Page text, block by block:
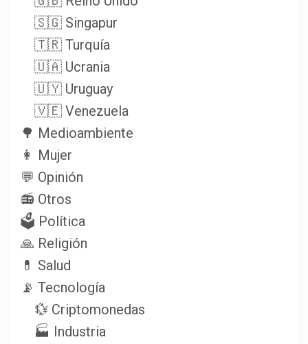
🇸🇬 Singapur
🇹🇷 Turquía
🇺🇦 Ucrania
🇺🇾 Uruguay
🇻🇪 Venezuela
🌳 Medioambiente
👩 Mujer
💬 Opinión
📻 Otros
🗳️ Política
🙏 Religión
💊 Salud
📡 Tecnología
💱 Criptomonedas
🏭 Industria